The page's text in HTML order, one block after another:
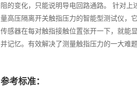
阻的变化，只能说明导电回路通路。 针对上
量高压隔离开关触指压力的智能型测试仪，
传感器在每对触指接触位置张开一下，就能
并记忆。有效解决了测量触指压力的一大难题
参考标准：